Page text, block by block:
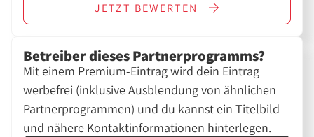
JETZT BEWERTEN
Betreiber dieses Partnerprogramms?
Mit einem Premium-Eintrag wird dein Eintrag
werbefrei (inklusive Ausblendung von ähnlichen
Partnerprogrammen) und du kannst ein Titelbild
und nähere Kontaktinformationen hinterlegen.